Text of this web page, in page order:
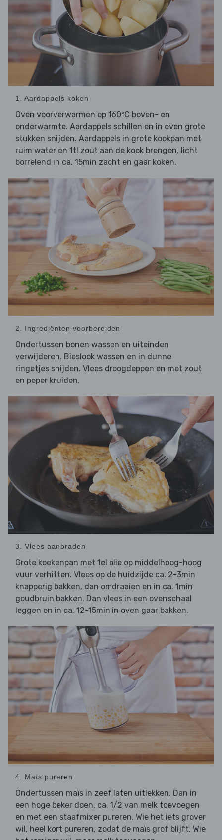
1. Aardappels koken
Oven voorverwarmen op 160ºC boven- en
onderwarmte. Aardappels schillen en in even grote
stukken snijden. Aardappels in grote kookpan met
ruim water en 1tl zout aan de kook brengen, licht
borrelend in ca. 15min zacht en gaar koken.
2. Ingrediënten voorbereiden
Ondertussen bonen wassen en uiteinden
verwijderen. Bieslook wassen en in dunne
ringetjes snijden. Vlees droogdeppen en met zout
en peper kruiden.
3. Vlees aanbraden
Grote koekenpan met 1el olie op middelhoog-hoog
vuur verhitten. Vlees op de huidzijde ca. 2-3min
knapperig bakken, dan omdraaien en in ca. 1min
goudbruin bakken. Dan vlees in een ovenschaal
leggen en in ca. 12-15min in oven gaar bakken.
4. Maïs pureren
Ondertussen maïs in zeef laten uitlekken. Dan in
een hoge beker doen, ca. 1/2 van melk toevoegen
en met een staafmixer pureren. Wie het iets grover
wil, heel kort pureren, zodat de maïs grof blijft. Wie